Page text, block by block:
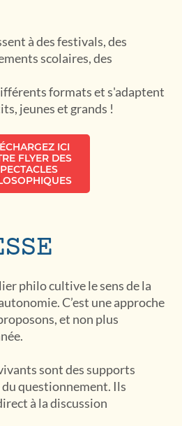
à des festivals, des
scolaires, des
formats et s'adaptent
jeunes et grands !
ICI
FLYER DES
philo cultive le sens de la
C’est une approche
et non plus
sont des supports
questionnement. Ils
à la discussion